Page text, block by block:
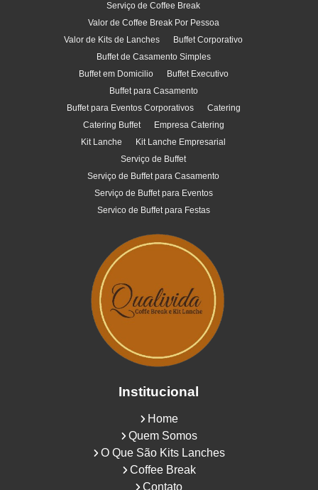
Serviço de Coffee Break
Valor de Coffee Break Por Pessoa
Valor de Kits de Lanches
Buffet Corporativo
Buffet de Casamento Simples
Buffet em Domicilio
Buffet Executivo
Buffet para Casamento
Buffet para Eventos Corporativos
Catering
Catering Buffet
Empresa Catering
Kit Lanche
Kit Lanche Empresarial
Serviço de Buffet
Serviço de Buffet para Casamento
Serviço de Buffet para Eventos
Servico de Buffet para Festas
Institucional
Home
Quem Somos
O Que São Kits Lanches
Coffee Break
Contato